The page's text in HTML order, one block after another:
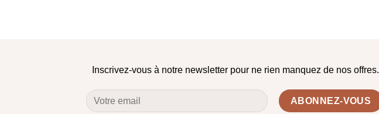
Inscrivez-vous à notre newsletter pour ne rien manquez de nos offres.